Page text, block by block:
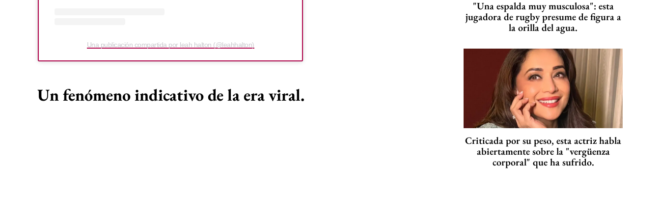
Una publicación compartida por leah halton (@leahhalton)
Un fenómeno indicativo de la era viral.
"Una espalda muy musculosa": esta
jugadora de rugby presume de figura a
la orilla del agua.
Criticada por su peso, esta actriz habla
abiertamente sobre la "vergüenza
corporal" que ha sufrido.